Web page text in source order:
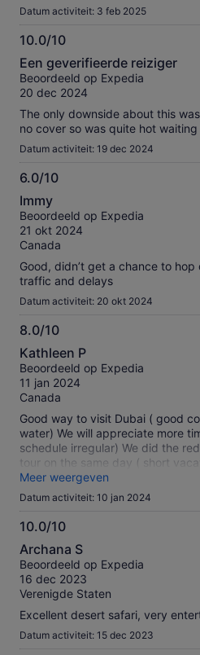
Datum activiteit: 3 feb 2025
10.0/10
10.0
van
10
Een geverifieerde reiziger
Beoordeeld op Expedia
20 dec 2024
The only downside about this
no cover so was quite hot
Datum activiteit: 19 dec 2024
6.0/10
6.0
van
10
Immy
Beoordeeld op Expedia
21 okt 2024
Canada
Good, didn’t get a chance to
traffic and delays
Datum activiteit: 20 okt 2024
8.0/10
8.0
van
10
Kathleen P
Beoordeeld op Expedia
11 jan 2024
Canada
Good way to visit Dubai ( good
water) We will appreciate more
schedule irregular) We did the
tour on the same day ( short
tour...a must to relax in the
buildings.
Meer weergeven
Datum activiteit: 10 jan 2024
10.0/10
10.0
van
10
Archana S
Beoordeeld op Expedia
16 dec 2023
Verenigde Staten
Excellent desert safari, very
Datum activiteit: 15 dec 2023